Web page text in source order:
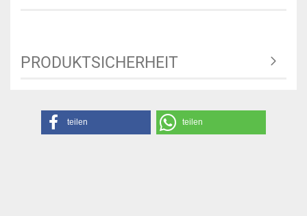
PRODUKTSICHERHEIT
teilen teilen